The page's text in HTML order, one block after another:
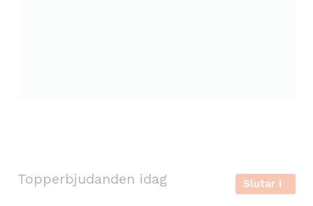
Topperbjudanden idag Slutar i